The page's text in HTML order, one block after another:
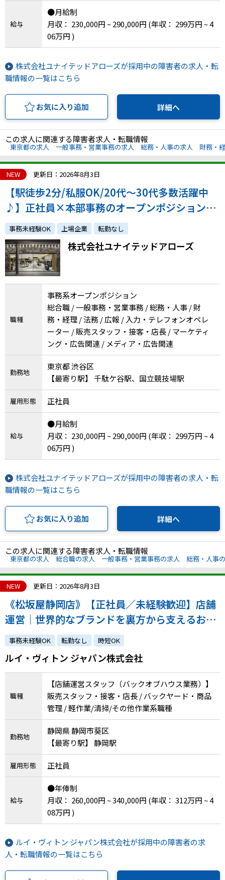
給与
●月給制
月収： 230,000円 ~ 290,000円 (年収： 299万円 ~ 4
06万円 )
株式会社ユナイテッドアローズが採用中の障害者の求人・転
職情報の一覧はこちら
お気に入り追加 詳細へ
この求人に関連する障害者求人・転職情報
東京都の求人 一般事務・営業事務の求人 総務・人事の求人 財務・
NEW 更新日：2026年8月3日
【駅徒歩2分/私服OK/20代～30代多数活躍中
♪】正社員×本部事務のオープンポジション！
ファッション好き必見！atGP採用実績も多数あ
り！
事務未経験OK 上場企業 転勤なし
株式会社ユナイテッドアローズ
職種
事務系オープンポジション
総合職 / 一般事務・営業事務 / 総務・人事 / 財
務・経理 / 法務 / 広報 / 入力・テレフォンオペレ
ーター / 販売スタッフ・接客・店長 / マーケティ
ング・広告関連 / メディア・広告関連
勤務地
東京都 渋谷区
【最寄り駅】 千駄ケ谷駅、国立競技場駅
雇用形態 正社員
給与
●月給制
月収： 230,000円 ~ 290,000円 (年収： 299万円 ~ 4
06万円 )
株式会社ユナイテッドアローズが採用中の障害者の求人・転
職情報の一覧はこちら
お気に入り追加 詳細へ
この求人に関連する障害者求人・転職情報
東京都の求人 総合職の求人 一般事務・営業事務の求人 総務・人事
NEW 更新日：2026年8月3日
《松坂屋静岡店》【正社員／未経験歓迎】店舗
運営｜世界的なブランドを裏方から支えるお仕
事｜あなたのホスピタリティを活かして顧客か
ら信頼される店舗に！｜atGPからの採用実績あ
り
事務未経験OK 転勤なし 時短OK
ルイ・ヴィトン ジャパン株式会社
職種
【店舗運営スタッフ（バックオブハウス業務）】
販売スタッフ・接客・店長 / バックヤード・商品
管理 / 軽作業/清掃/その他作業系職種
勤務地
静岡県 静岡市葵区
【最寄り駅】 静岡駅
雇用形態 正社員
給与
●年俸制
月収： 260,000円 ~ 340,000円 (年収： 312万円 ~ 4
08万円 )
ルイ・ヴィトン ジャパン株式会社が採用中の障害者の求
人・転職情報の一覧はこちら